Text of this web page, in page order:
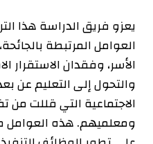
يعزو فريق الدراسة هذا
العوامل المرتبطة
الأسر، وفقدان الاستقرار
والتحول إلى التعليم عن
الاجتماعية التي قللت من
ومعلميهم. هذه العوامل